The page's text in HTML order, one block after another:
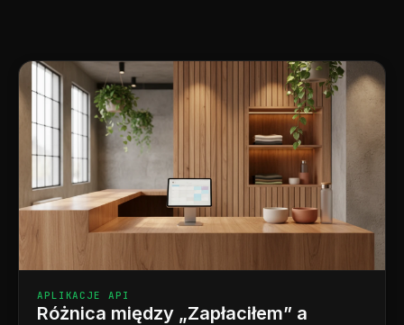
APLIKACJE API
Różnica między „Zapłaciłem” a